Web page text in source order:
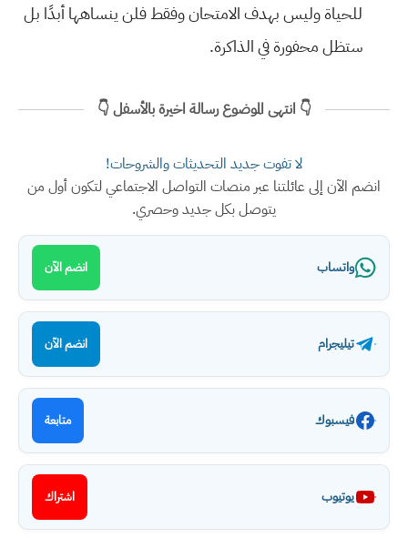
للحياة وليس بهدف الامتحان وفقط فلن ينساهها أبدًا بل
ستظل محفورة في الذاكرة.
👇 انتهى الموضوع رسالة اخيرة بالأسفل 👇
لا تفوت جديد التحديثات والشروحات!
انضم الآن إلى عائلتنا عبر منصات التواصل الاجتماعي لتكون أول من
يتوصل بكل جديد وحصري.
واتساب انضم الآن
تيليجرام انضم الآن
فيسبوك متابعة
يوتيوب اشتراك